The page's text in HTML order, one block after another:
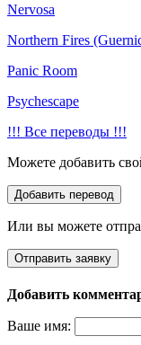
Nervosa
Northern Fires
Panic Room
Psychescape
!!! Все переводы !!!
Можете добавить
Или вы можете
Добавить
Ваше имя: